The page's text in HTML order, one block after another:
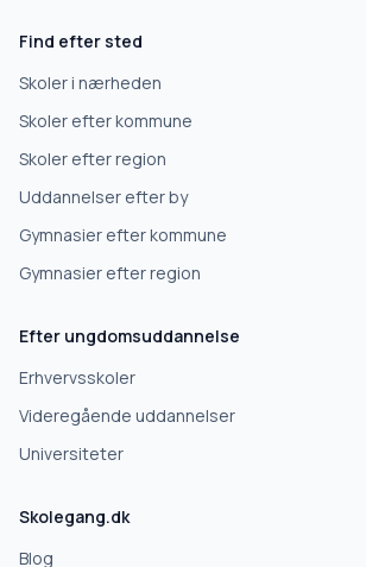
Find efter sted
Skoler i nærheden
Skoler efter kommune
Skoler efter region
Uddannelser efter by
Gymnasier efter kommune
Gymnasier efter region
Efter ungdomsuddannelse
Erhvervsskoler
Videregående uddannelser
Universiteter
Skolegang.dk
Blog